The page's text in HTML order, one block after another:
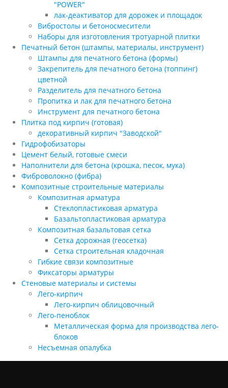
"POWER"
лак-деактиватор для дорожек и площадок
Вибростолы и бетоносмесители
Наборы для изготовления тротуарной плитки
Печатный бетон (штампы, материалы, инструмент)
Штампы для печатного бетона (формы)
Закрепитель для печатного бетона (топпинг)
цветной
Разделитель для печатного бетона
Пропитка и лак для печатного бетона
Инструмент для печатного бетона
Плитка под кирпич (готовая)
декоративный кирпич "Заводской"
Гидрофобизаторы
Цемент белый, готовые смеси
Наполнители для бетона (крошка, песок, мука)
Фиброволокно (фибра)
Композитные строительные материалы
Композитная арматура
Стеклопластиковая арматура
Базальтопластиковая арматура
Композитная базальтовая сетка
Сетка дорожная (геосетка)
Сетка строительная кладочная
Гибкие связи композитные
Фиксаторы арматуры
Стеновые материалы и системы
Лего-кирпич
Лего-кирпич облицовочный
Лего-пеноблок
Металлическая форма для производства лего-
блоков
Несъемная опалубка